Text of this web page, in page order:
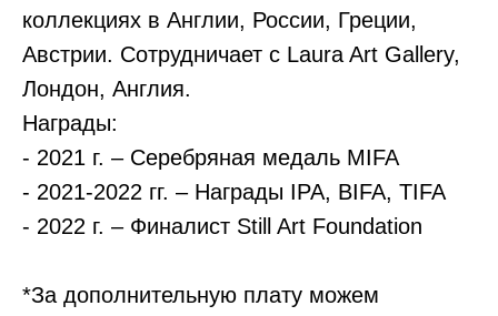
коллекциях в Англии, России, Греции,
Австрии. Сотрудничает с Laura Art Gallery,
Лондон, Англия.
Награды:
- 2021 г. – Серебряная медаль MIFA
- 2021-2022 гг. – Награды IPA, BIFA, TIFA
- 2022 г. – Финалист Still Art Foundation
*За дополнительную плату можем